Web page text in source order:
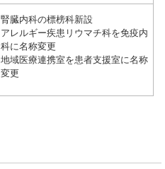
腎臓内科の標榜科新設
アレルギー疾患リウマチ科を免疫内
科に名称変更
地域医療連携室を患者支援室に名称
変更